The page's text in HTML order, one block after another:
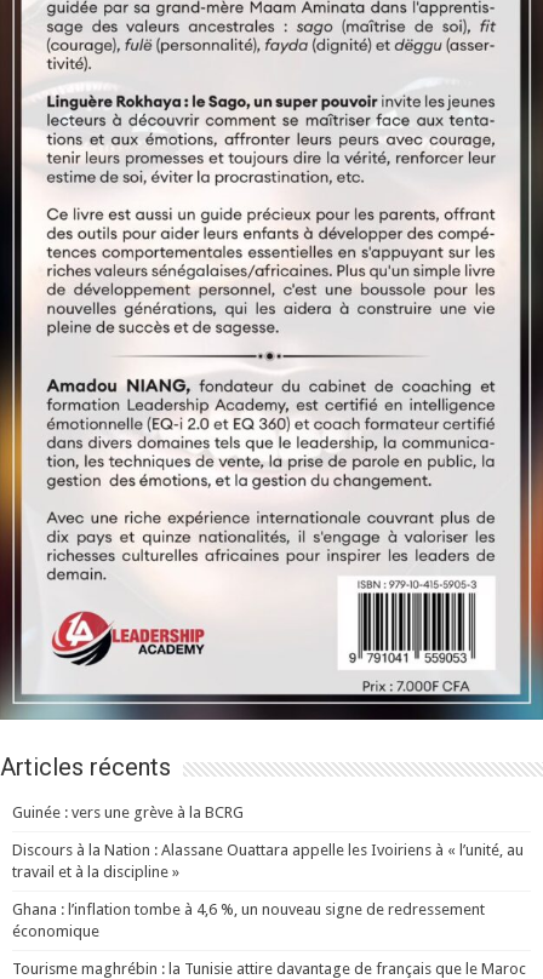
Articles récents
Guinée : vers une grève à la BCRG
Discours à la Nation : Alassane Ouattara appelle les Ivoiriens à « l’unité, au
travail et à la discipline »
Ghana : l’inflation tombe à 4,6 %, un nouveau signe de redressement
économique
Tourisme maghrébin : la Tunisie attire davantage de français que le Maroc